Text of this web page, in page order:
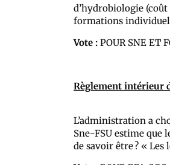
d’hydrobiologie
formations
Vote : POUR SNE ET
Règlement intérieur
L’administration a
Sne-FSU estime que
de savoir être ? « Les